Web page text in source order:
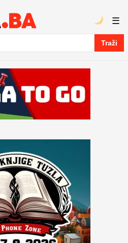
Traži
☰